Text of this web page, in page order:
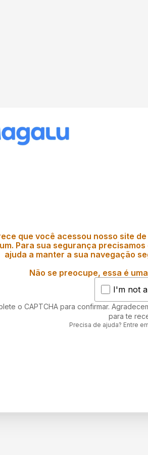
que você acessou nosso site
Para sua segurança
ajuda a manter a sua navegação
Não se preocupe, essa é
I'm not
o CAPTCHA para confirmar.
para te
Precisa de ajuda? Entre